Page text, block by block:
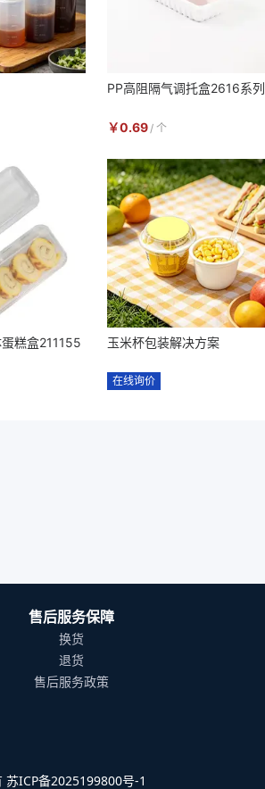
PP高阻隔气调托盒2616系列
￥0.69 / 个
糕盒211155 玉米杯包装解决方案
在线询价
售后服务保障
换货
退货
售后服务政策
ICP备2025199800号-1